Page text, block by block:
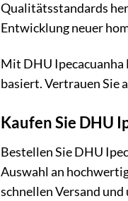
Qualitätsstandards
Entwicklung neuer
Mit DHU Ipecacuanha
basiert. Vertrauen Sie
Kaufen Sie DHU
Bestellen Sie DHU
Auswahl an
schnellen Versand